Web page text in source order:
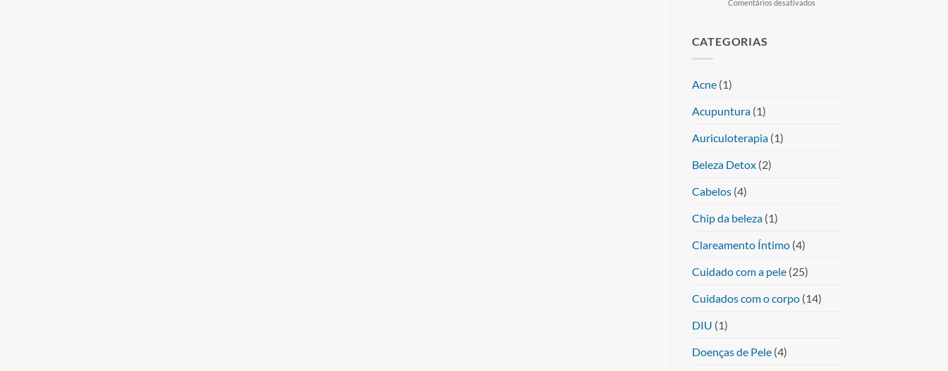
Comentários desativados
CATEGORIAS
Acne(1)
Acupuntura(1)
Auriculoterapia(1)
Beleza Detox(2)
Cabelos(4)
Chip da beleza(1)
Clareamento Íntimo(4)
Cuidado com a pele(25)
Cuidados com o corpo(14)
DIU (1)
Doenças de Pele(4)